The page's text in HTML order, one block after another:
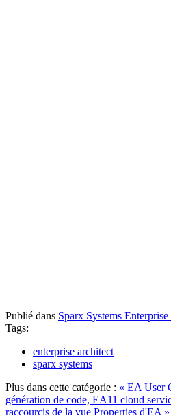
Publié dans Sparx Systems
Tags:
enterprise architect
sparx systems
Plus dans cette catégorie : « EA User
génération de code, EA11 cloud
raccourcis de la vue Properties d'EA »